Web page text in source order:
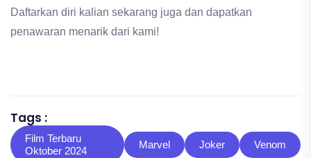
Daftarkan diri kalian sekarang juga dan dapatkan
penawaran menarik dari kami!
Tags :
Film Terbaru
Oktober 2024
Marvel Joker Venom